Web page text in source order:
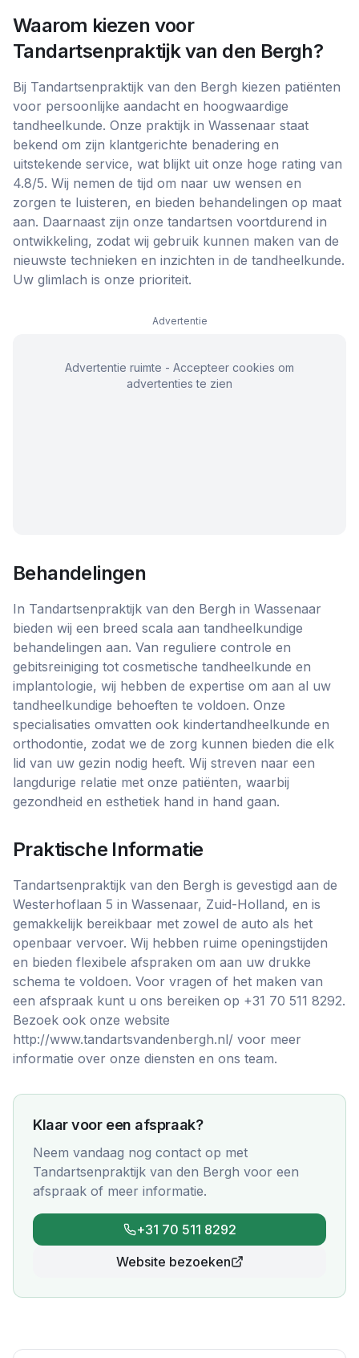
Waarom kiezen voor
Tandartsenpraktijk van den Bergh?
Bij Tandartsenpraktijk van den Bergh kiezen patiënten
voor persoonlijke aandacht en hoogwaardige
tandheelkunde. Onze praktijk in Wassenaar staat
bekend om zijn klantgerichte benadering en
uitstekende service, wat blijkt uit onze hoge rating van
4.8/5. Wij nemen de tijd om naar uw wensen en
zorgen te luisteren, en bieden behandelingen op maat
aan. Daarnaast zijn onze tandartsen voortdurend in
ontwikkeling, zodat wij gebruik kunnen maken van de
nieuwste technieken en inzichten in de tandheelkunde.
Uw glimlach is onze prioriteit.
Advertentie
Advertentie ruimte - Accepteer cookies om
advertenties te zien
Behandelingen
In Tandartsenpraktijk van den Bergh in Wassenaar
bieden wij een breed scala aan tandheelkundige
behandelingen aan. Van reguliere controle en
gebitsreiniging tot cosmetische tandheelkunde en
implantologie, wij hebben de expertise om aan al uw
tandheelkundige behoeften te voldoen. Onze
specialisaties omvatten ook kindertandheelkunde en
orthodontie, zodat we de zorg kunnen bieden die elk
lid van uw gezin nodig heeft. Wij streven naar een
langdurige relatie met onze patiënten, waarbij
gezondheid en esthetiek hand in hand gaan.
Praktische Informatie
Tandartsenpraktijk van den Bergh is gevestigd aan de
Westerhoflaan 5 in Wassenaar, Zuid-Holland, en is
gemakkelijk bereikbaar met zowel de auto als het
openbaar vervoer. Wij hebben ruime openingstijden
en bieden flexibele afspraken om aan uw drukke
schema te voldoen. Voor vragen of het maken van
een afspraak kunt u ons bereiken op +31 70 511 8292.
Bezoek ook onze website
http://www.tandartsvandenbergh.nl/ voor meer
informatie over onze diensten en ons team.
Klaar voor een afspraak?
Neem vandaag nog contact op met
Tandartsenpraktijk van den Bergh voor een
afspraak of meer informatie.
+31 70 511 8292
Website bezoeken